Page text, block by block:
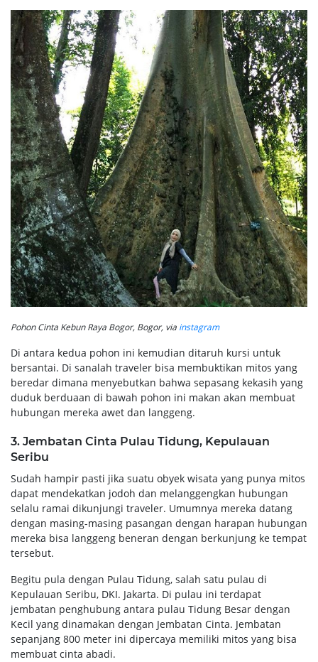
Pohon Cinta Kebun Raya Bogor, Bogor, via instagram
Di antara kedua pohon ini kemudian ditaruh kursi untuk
bersantai. Di sanalah traveler bisa membuktikan mitos yang
beredar dimana menyebutkan bahwa sepasang kekasih yang
duduk berduaan di bawah pohon ini makan akan membuat
hubungan mereka awet dan langgeng.
3. Jembatan Cinta Pulau Tidung, Kepulauan
Seribu
Sudah hampir pasti jika suatu obyek wisata yang punya mitos
dapat mendekatkan jodoh dan melanggengkan hubungan
selalu ramai dikunjungi traveler. Umumnya mereka datang
dengan masing-masing pasangan dengan harapan hubungan
mereka bisa langgeng beneran dengan berkunjung ke tempat
tersebut.
Begitu pula dengan Pulau Tidung, salah satu pulau di
Kepulauan Seribu, DKI. Jakarta. Di pulau ini terdapat
jembatan penghubung antara pulau Tidung Besar dengan
Kecil yang dinamakan dengan Jembatan Cinta. Jembatan
sepanjang 800 meter ini dipercaya memiliki mitos yang bisa
membuat cinta abadi.